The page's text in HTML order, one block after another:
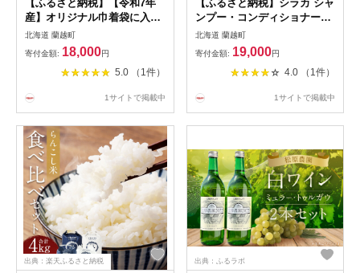
【ふるさと納税】【令和7年
産】オリジナル巾着袋に入っ
た らんこし米 ゆめぴりか な
なつぼし 各750g（5合）（計
1.5kg）セット 2種類 食べ比
べ 令和7年産 お米 精米 白米
北海道 蘭越町
寄付金額: 18,000円
5.0 （1件）
1サイトで掲載中
【ふるさと納税】シラカ シャ
ンプー・コンディショナーセ
ット 500ml×2本 2種類 セッ
ト ヘアケア シャンプー コン
ディショナー ボトル ディス
ペンサー 洗髪 美容 白樺 シラ
日用品 お風呂 バスタイム 北
北海道 蘭越町
寄付金額: 19,000円
4.0 （1件）
1サイトで掲載中
出典：楽天ふるさと納税 出典：ふるラボ